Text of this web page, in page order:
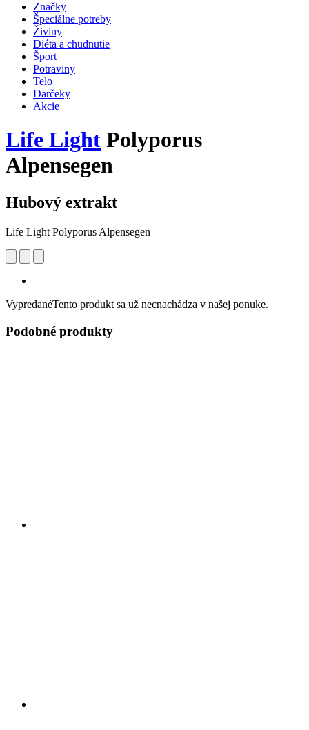
Značky
Špeciálne potreby
Živiny
Diéta a chudnutie
Šport
Potraviny
Telo
Darčeky
Akcie
Life Light Polyporus
Alpensegen
Hubový extrakt
Life Light Polyporus Alpensegen
VypredanéTento produkt sa už necnachádza v našej ponuke.
Podobné produkty